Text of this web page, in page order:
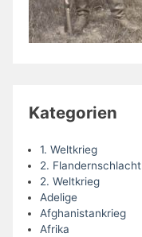
Kategorien
1. Weltkrieg
2. Flandernschlacht
2. Weltkrieg
Adelige
Afghanistankrieg
Afrika